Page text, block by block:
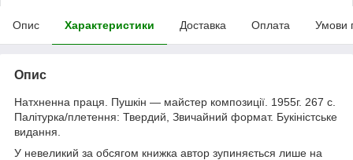
Опис Характеристики Доставка Оплата Умови
Опис
Натхненна праця. Пушкін — майстер композиції. 1955г. 267 с.
Палітурка/плетення: Твердий, Звичайний формат. Букіністське
видання.
У невеликий за обсягом книжка автор зупиняється лише на